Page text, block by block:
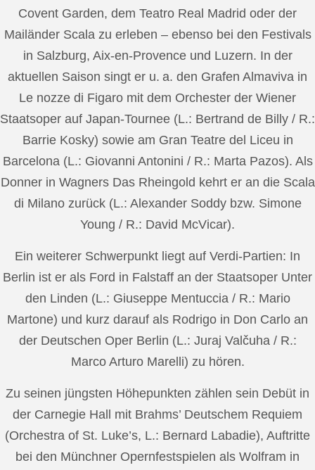
Covent Garden, dem Teatro Real Madrid oder der
Mailänder Scala zu erleben – ebenso bei den Festivals
in Salzburg, Aix-en-Provence und Luzern. In der
aktuellen Saison singt er u. a. den Grafen Almaviva in
Le nozze di Figaro mit dem Orchester der Wiener
Staatsoper auf Japan-Tournee (L.: Bertrand de Billy / R.:
Barrie Kosky) sowie am Gran Teatre del Liceu in
Barcelona (L.: Giovanni Antonini / R.: Marta Pazos). Als
Donner in Wagners Das Rheingold kehrt er an die Scala
di Milano zurück (L.: Alexander Soddy bzw. Simone
Young / R.: David McVicar).
Ein weiterer Schwerpunkt liegt auf Verdi-Partien: In
Berlin ist er als Ford in Falstaff an der Staatsoper Unter
den Linden (L.: Giuseppe Mentuccia / R.: Mario
Martone) und kurz darauf als Rodrigo in Don Carlo an
der Deutschen Oper Berlin (L.: Juraj Valčuha / R.:
Marco Arturo Marelli) zu hören.
Zu seinen jüngsten Höhepunkten zählen sein Debüt in
der Carnegie Hall mit Brahms’ Deutschem Requiem
(Orchestra of St. Luke’s, L.: Bernard Labadie), Auftritte
bei den Münchner Opernfestspielen als Wolfram in